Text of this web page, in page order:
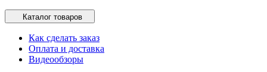
Каталог товаров
Как сделать заказ
Оплата и доставка
Видеообзоры